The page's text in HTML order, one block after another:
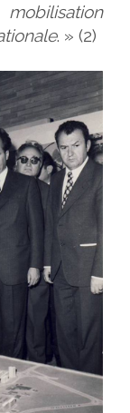
. » (2)